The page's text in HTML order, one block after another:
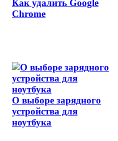
Как удалить Google
Chrome
О выборе зарядного
устройства для
ноутбука